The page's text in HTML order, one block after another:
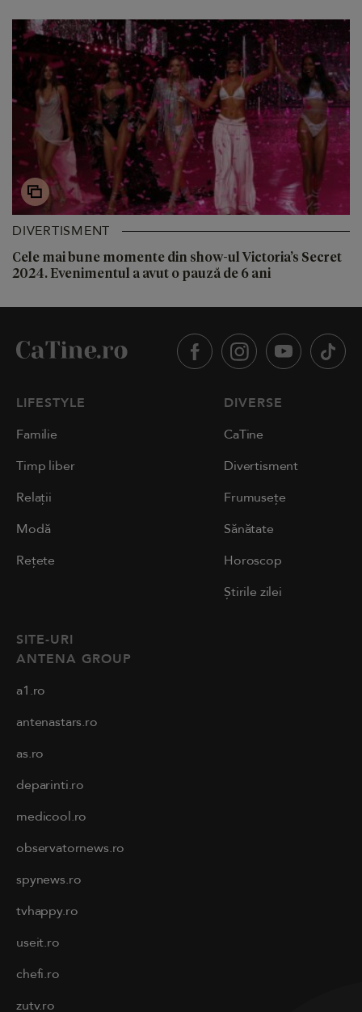
DIVERTISMENT
Cele mai bune momente din show-ul Victoria’s Secret
2024. Evenimentul a avut o pauză de 6 ani
LIFESTYLE
Familie
Timp liber
Relații
Modă
Rețete
DIVERSE
CaTine
Divertisment
Frumusețe
Sănătate
Horoscop
Știrile zilei
SITE-URI
ANTENA GROUP
a1.ro
antenastars.ro
as.ro
deparinti.ro
medicool.ro
observatornews.ro
spynews.ro
tvhappy.ro
useit.ro
chefi.ro
zutv.ro